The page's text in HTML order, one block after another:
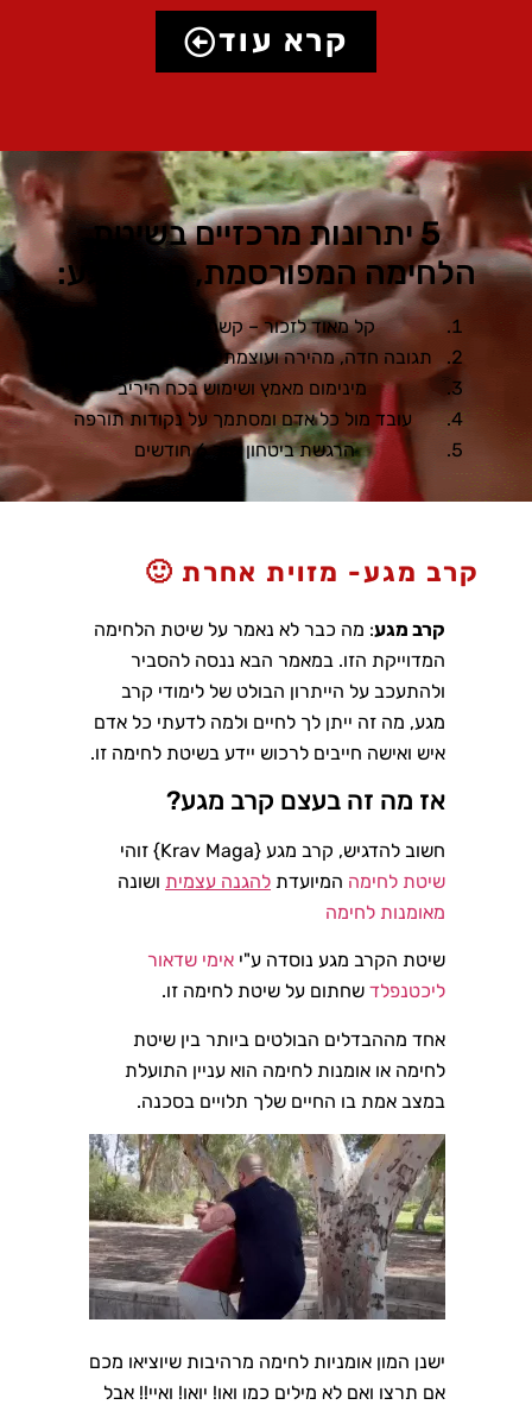
קרא עוד
5 יתרונות מרכזיים בשיטת
הלחימה המפורסמת, קרב מגע:
קל מאוד לזכור – קשה מאוד לשכוח
תגובה חדה, מהירה ועוצמתית שתהמם את התוקף
מינימום מאמץ ושימוש בכח היריב
עובד מול כל אדם ומסתמך על נקודות תורפה
הרגשת ביטחון תוך 6 חודשים
קרב מגע- מזוית אחרת 🙂
קרב מגע: מה כבר לא נאמר על שיטת הלחימה
המדוייקת הזו. במאמר הבא ננסה להסביר
ולהתעכב על הייתרון הבולט של לימודי קרב
מגע, מה זה ייתן לך לחיים ולמה לדעתי כל אדם
איש ואישה חייבים לרכוש יידע בשיטת לחימה זו.
אז מה זה בעצם קרב מגע?
חשוב להדגיש, קרב מגע {Krav Maga} זוהי
שיטת לחימה המיועדת להגנה עצמיתושונה
מאומנות לחימה
שיטת הקרב מגע נוסדה ע"י אימי שדאור
ליכטנפלדשחתום על שיטת לחימה זו.
אחד מההבדלים הבולטים ביותר בין שיטת
לחימה או אומנות לחימה הוא עניין התועלת
במצב אמת בו החיים שלך תלויים בסכנה.
ישנן המון אומניות לחימה מרהיבות שיוציאו מכם
אם תרצו ואם לא מילים כמו ואו! יואו! ואיי!! אבל